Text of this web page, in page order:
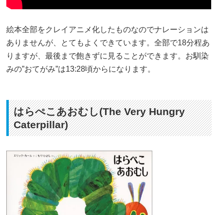
絵本全部をクレイアニメ化したものなのでナレーションは
ありませんが、とてもよくできています。全部で18分程あ
りますが、最後まで飽きずに見ることができます。お馴染
みの”おてがみ”は13:28頃からになります。
はらぺこあおむし(The Very Hungry
Caterpillar)